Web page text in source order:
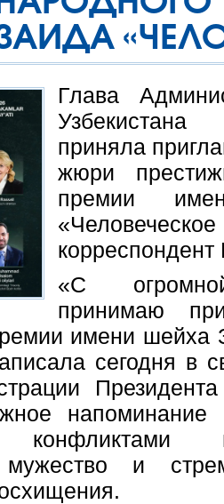
Глава
приняла
жюри
премии
«С
принимаю
имени шейха
сегодня в
конфликтами
мужество и